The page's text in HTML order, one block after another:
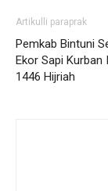
Artikulli paraprak
Pemkab Bintuni
Ekor Sapi Kurban
1446 Hijriah